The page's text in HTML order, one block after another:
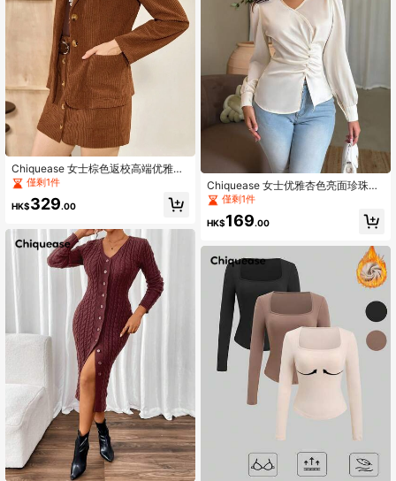
Chiquease 女士棕色返校高端优雅翻
领贴袋长袖灯芯绒纹理西装外套和A字
斜口袋纽扣裙通勤厚西装
僅剩1件
HK$329.00
Chiquease 女士优雅杏色亮面珍珠纽
扣衬衫僅剩1件
HK$169.00